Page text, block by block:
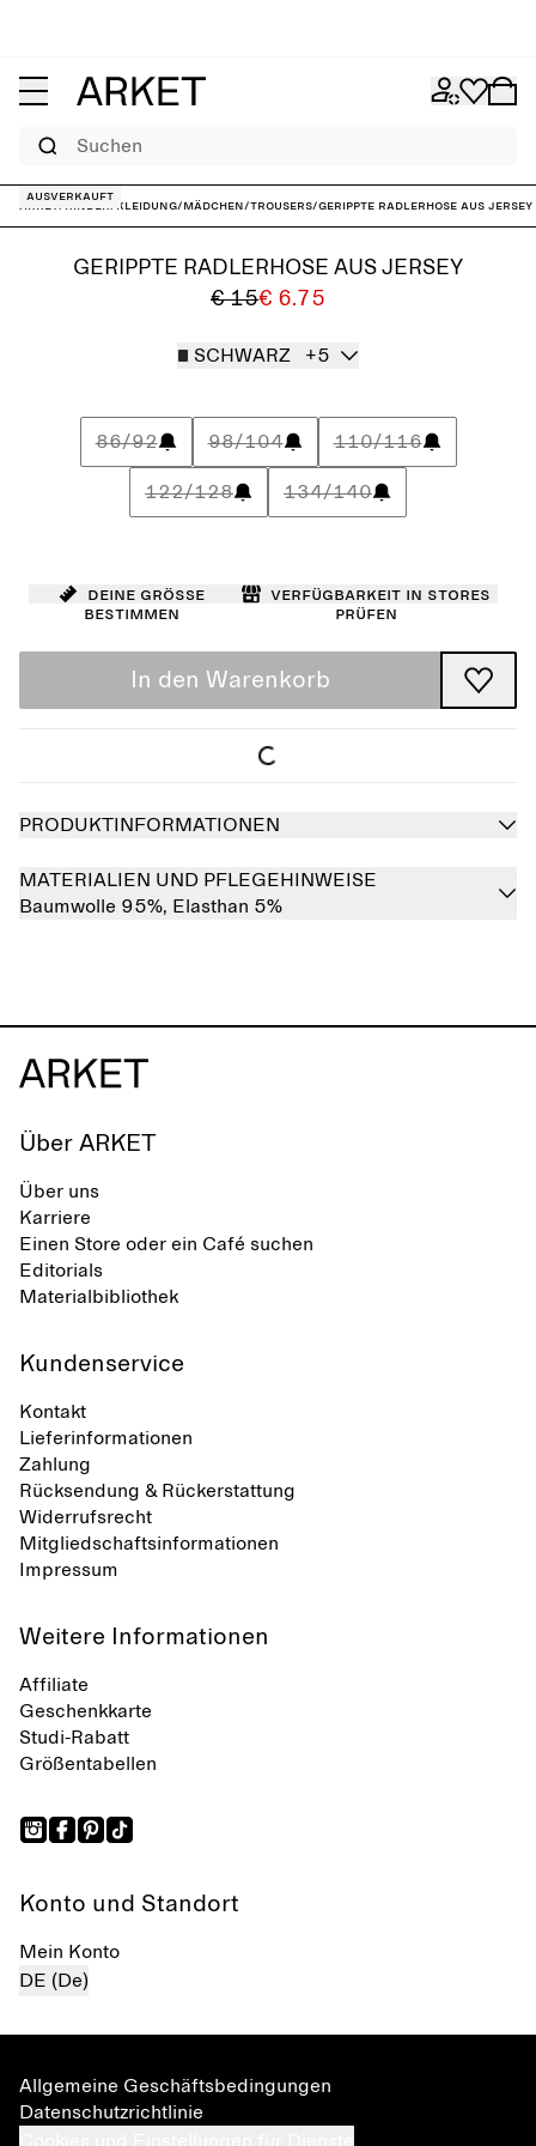
Suchen
ARKET/ Kinder/ Kleidung/Mädchen/Trousers/Gerippte Radlerhose aus Jersey
Ausverkauft
GERIPPTE RADLERHOSE AUS JERSEY
€ 15€ 6.75
SCHWARZ +5
86/92 98/104 110/116
122/128 134/140
Deine Größe
bestimmen
Verfügbarkeit in Stores
prüfen
In den Warenkorb
PRODUKTINFORMATIONEN
MATERIALIEN UND PFLEGEHINWEISE
Baumwolle 95%, Elasthan 5%
Über ARKET
Über uns
Karriere
Einen Store oder ein Café suchen
Editorials
Materialbibliothek
Kundenservice
Kontakt
Lieferinformationen
Zahlung
Rücksendung & Rückerstattung
Widerrufsrecht
Mitgliedschaftsinformationen
Impressum
Weitere Informationen
Affiliate
Geschenkkarte
Studi-Rabatt
Größentabellen
Konto und Standort
Mein Konto
DE (De)
Allgemeine Geschäftsbedingungen
Datenschutzrichtlinie